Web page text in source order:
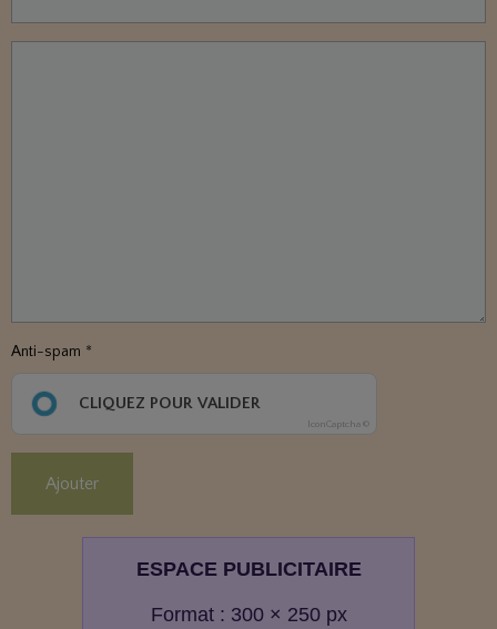
Anti-spam
CLIQUEZ POUR VALIDER
IconCaptcha ©
Ajouter
ESPACE PUBLICITAIRE
Format : 300 × 250 px